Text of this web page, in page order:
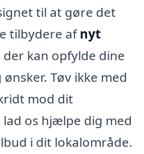
til at gøre det
tilbydere afnyt
der kan opfylde dine
Tøv ikke med
mod dit
os hjælpe dig med
i dit lokalområde.